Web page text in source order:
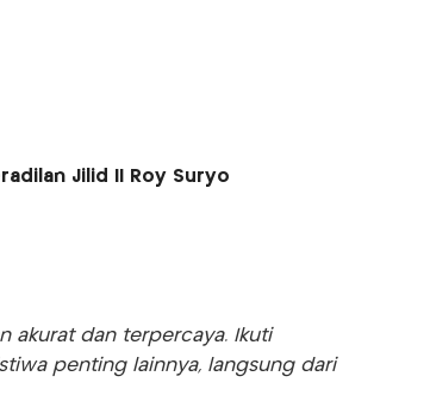
Jilid II Roy Suryo
akurat dan terpercaya. Ikuti
penting lainnya, langsung dari